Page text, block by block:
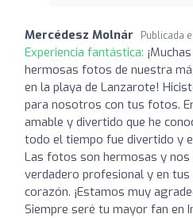
Mercédesz Molnár Publicada
Experiencia fantástica:
hermosas fotos de nuestra
en la playa de Lanzarote!
para nosotros con tus fotos.
amable y divertido que he
todo el tiempo fue divertido y
Las fotos son hermosas y nos
verdadero profesional y en
corazón. ¡Estamos muy
Siempre seré tu mayor fan en